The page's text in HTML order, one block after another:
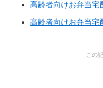
高齢者向けお弁当宅
高齢者向けお弁当宅
この